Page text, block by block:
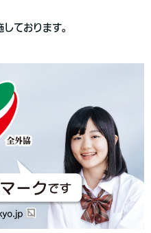
ております。